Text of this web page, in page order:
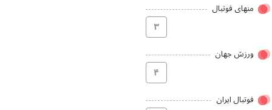
منهای فوتبال
۳
ورزش جهان
۴
فوتبال ایران